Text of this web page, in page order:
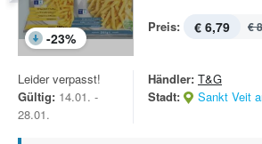
-23%
Preis: € 6,79 €
Leider verpasst!
Gültig: 14.01. -
28.01.
Händler: T&G
Stadt:
Sankt Veit